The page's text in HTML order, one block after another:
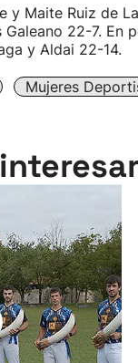
y Maite Ruiz de
Galeano 22-7. En
y Aldai 22-14.
Mujeres